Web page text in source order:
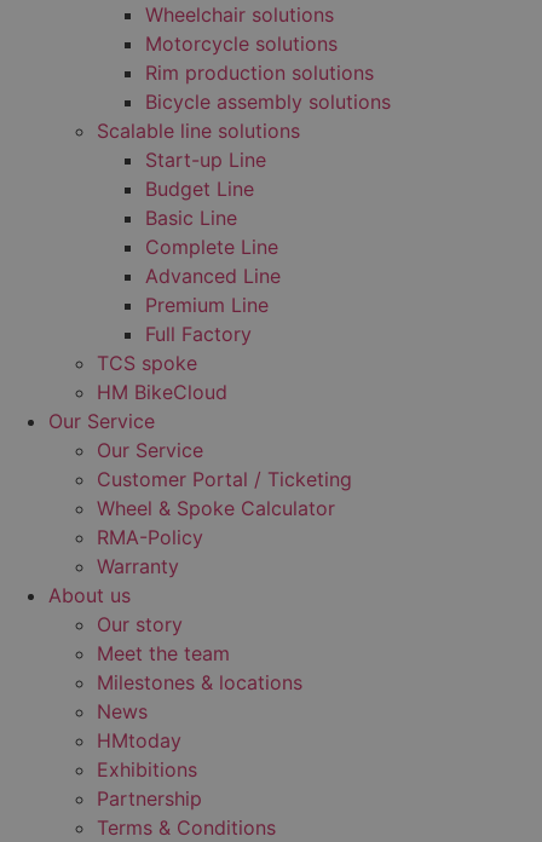
Wheelchair solutions
Motorcycle solutions
Rim production solutions
Bicycle assembly solutions
Scalable line solutions
Start-up Line
Budget Line
Basic Line
Complete Line
Advanced Line
Premium Line
Full Factory
TCS spoke
HM BikeCloud
Our Service
Our Service
Customer Portal / Ticketing
Wheel & Spoke Calculator
RMA-Policy
Warranty
About us
Our story
Meet the team
Milestones & locations
News
HMtoday
Exhibitions
Partnership
Terms & Conditions